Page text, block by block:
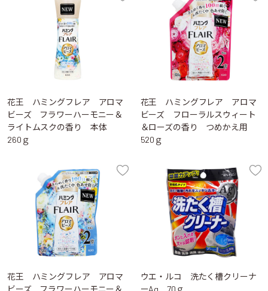
花王 ハミングフレア アロマ
ビーズ フラワーハーモニー＆
ライトムスクの香り 本体
260ｇ
花王 ハミングフレア アロマ
ビーズ フローラルスウィート
＆ローズの香り つめかえ用
520ｇ
花王 ハミングフレア アロマ
ビーズ フラワーハーモニー＆
ウエ・ルコ 洗たく槽クリーナ
ーAg 70ｇ